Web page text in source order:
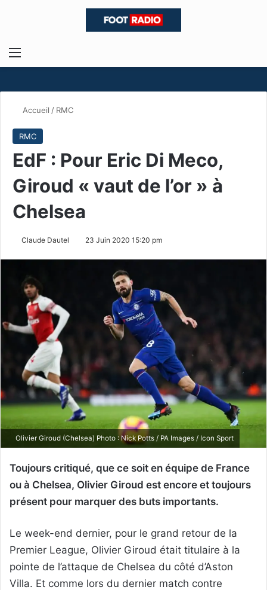
Menu
Accueil / RMC
RMC
EdF : Pour Eric Di Meco,
Giroud « vaut de l’or » à
Chelsea
Claude Dautel 23 Juin 2020 15:20 pm
Olivier Giroud (Chelsea) Photo : Nick Potts / PA Images / Icon Sport
Toujours critiqué, que ce soit en équipe de France
ou à Chelsea, Olivier Giroud est encore et toujours
présent pour marquer des buts importants.
Le week-end dernier, pour le grand retour de la
Premier League, Olivier Giroud était titulaire à la
pointe de l’attaque de Chelsea du côté d’Aston
Villa. Et comme lors du dernier match contre